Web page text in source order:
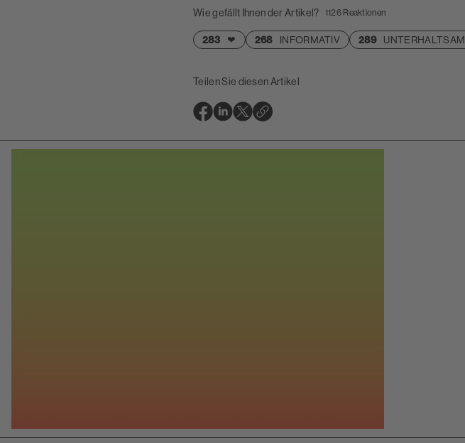
Wie gefällt Ihnen der Artikel? 1126Reaktionen
283 ❤ 268 INFORMATIV 289 UNTERHALTSAM
Teilen Sie diesen Artikel